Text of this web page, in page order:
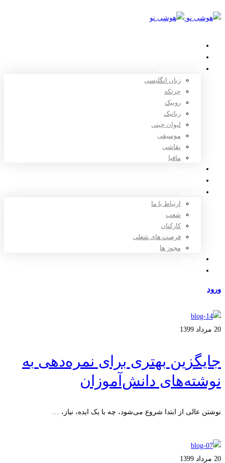
زبان انگلیسی
چرتکه
روبیک
رباتیک
لیوان چینی
موسیقی
نقاشی
مافیا
ارتباط با ما
شعب
کارکنان
فرصت های شغلی
مجوز ها
ورود
20 مرداد 1399
جایگزین بهتری برای نمره‌دهی به
نوشته‌های دانش‌آموزان
نوشتن عالی از ابتدا شروع می‌شود، چه با یک ایده، نیاز، …
20 مرداد 1399